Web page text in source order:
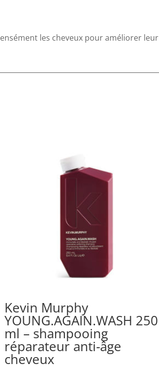
les cheveux pour améliorer leur
Kevin Murphy
YOUNG.AGAIN.WASH 250
ml – shampooing
réparateur anti-âge
cheveux